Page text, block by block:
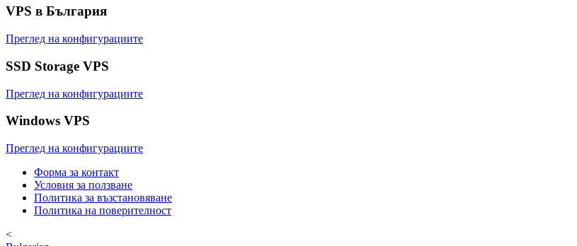
VPS в България
Преглед на конфигурациите
SSD Storage VPS
Преглед на конфигурациите
Windows VPS
Преглед на конфигурациите
Форма за контакт
Условия за ползване
Политика за възстановяване
Политика на поверителност
<